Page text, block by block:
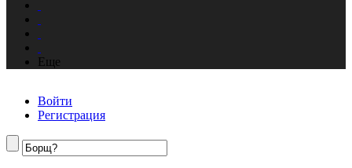
Еще
Войти
Регистрация